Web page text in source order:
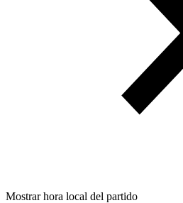
Mostrar hora local del partido